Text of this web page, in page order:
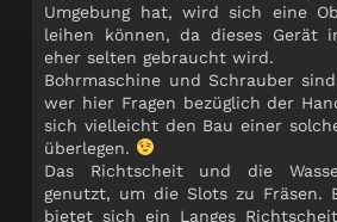
Umgebung hat, wird sich eine
leihen können, da dieses Gerät
eher selten gebraucht wird.
Bohrmaschine und Schrauber
wer hier Fragen bezüglich der
sich vielleicht den Bau einer
überlegen.
Das Richtscheit und die
genutzt, um die Slots zu Fräsen.
bietet sich ein Langes